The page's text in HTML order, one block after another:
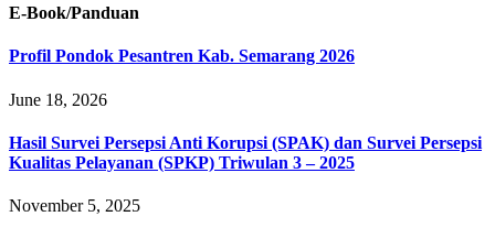
E-Book/Panduan
Profil Pondok Pesantren Kab. Semarang 2026
June 18, 2026
Hasil Survei Persepsi Anti Korupsi (SPAK) dan Survei Persepsi
Kualitas Pelayanan (SPKP) Triwulan 3 – 2025
November 5, 2025